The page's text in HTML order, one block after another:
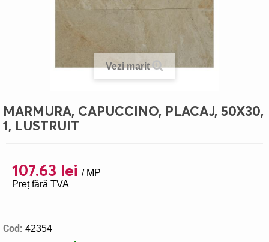
Vezi marit
MARMURA, CAPUCCINO, PLACAJ, 50X30,
1, LUSTRUIT
107.63 lei / MP
Preț fără TVA
Cod: 42354